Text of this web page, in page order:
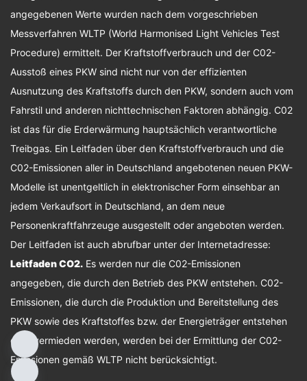
angegebenen Werte wurden nach dem vorgeschrieben
Messverfahren WLTP (World Harmonised Light Vehicles Test
Procedure) ermittelt. Der Kraftstoffverbrauch und der C02-
Ausstoß eines PKW sind nicht nur von der effizienten
Ausnutzung des Kraftstoffs durch den PKW, sondern auch vom
Fahrstil und anderen nichttechnischen Faktoren abhängig. C02
ist das für die Erderwärmung hauptsächlich verantwortliche
Treibgas. Ein Leitfaden über den Kraftstoffverbrauch und die
C02-Emissionen aller in Deutschland angebotenen neuen PKW-
Modelle ist unentgeltlich in elektronischer Form einsehbar an
jedem Verkaufsort in Deutschland, an dem neue
Personenkraftfahrzeuge ausgestellt oder angeboten werden.
Der Leitfaden ist auch abrufbar unter der Internetadresse:
Leitfaden CO2. Es werden nur die C02-Emissionen
angegeben, die durch den Betrieb des PKW entstehen. C02-
Emissionen, die durch die Produktion und Bereitstellung des
PKW sowie des Kraftstoffes bzw. der Energieträger entstehen
oder vermieden werden, werden bei der Ermittlung der C02-
Emissionen gemäß WLTP nicht berücksichtigt.